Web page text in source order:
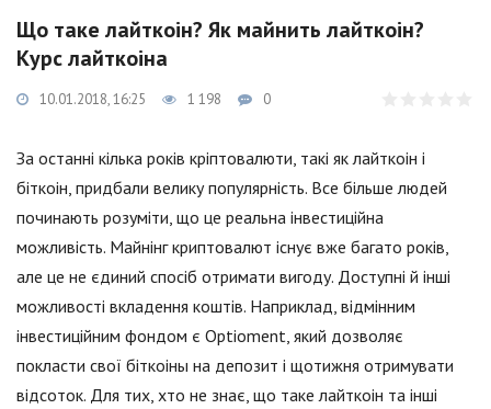
Що таке лайткоін? Як майнить лайткоін?
Курс лайткоіна
10.01.2018, 16:25 1 198 0
За останні кілька років кріптовалюти, такі як лайткоін і
біткоін, придбали велику популярність. Все більше людей
починають розуміти, що це реальна інвестиційна
можливість. Майнінг криптовалют існує вже багато років,
але це не єдиний спосіб отримати вигоду. Доступні й інші
можливості вкладення коштів. Наприклад, відмінним
інвестиційним фондом є Optioment, який дозволяє
покласти свої біткоіны на депозит і щотижня отримувати
відсоток. Для тих, хто не знає, що таке лайткоін та інші